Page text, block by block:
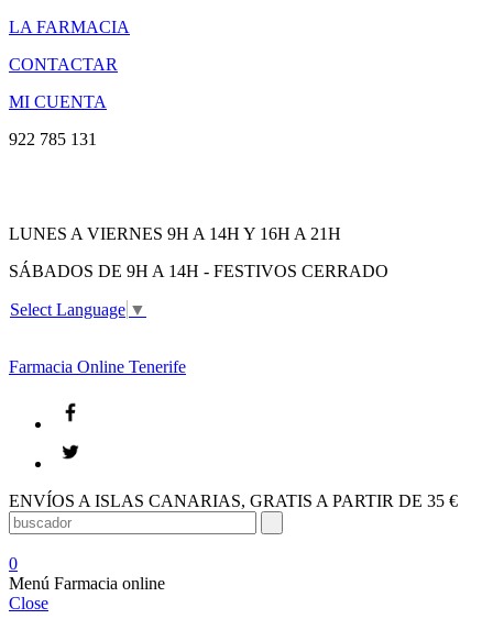
LA FARMACIA
CONTACTAR
MI CUENTA
922 785 131
LUNES A VIERNES 9H A 14H Y 16H A 21H
SÁBADOS DE 9H A 14H - FESTIVOS CERRADO
Select Language ▼
Farmacia Online Tenerife
ENVÍOS A ISLAS CANARIAS, GRATIS A PARTIR DE 35 €
0
Menú Farmacia online
Close